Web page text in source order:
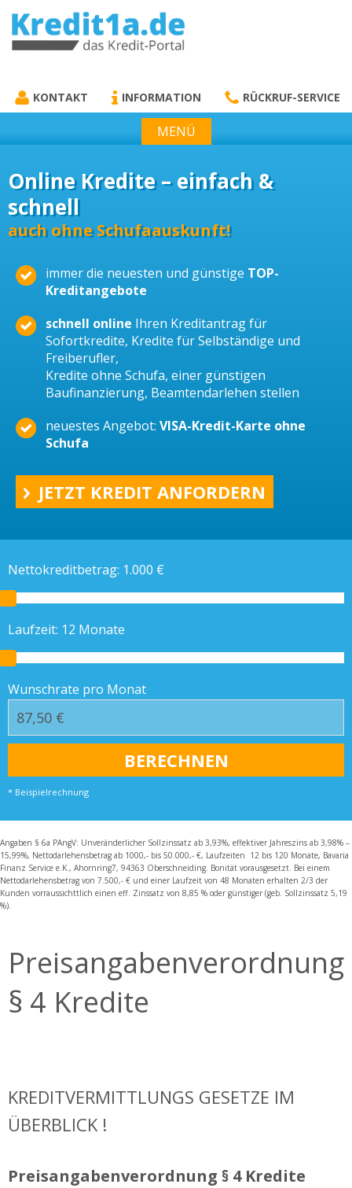
KREDIT1A.DE
KONTAKT INFORMATION RÜCKRUF-SERVICE
MENÜ
Online Kredite – einfach &
schnell
auch ohne Schufaauskunft!
immer die neuesten und günstige TOP-
Kreditangebote
schnell online Ihren Kreditantrag für
Sofortkredite, Kredite für Selbständige und
Freiberufler,
Kredite ohne Schufa, einer günstigen
Baufinanzierung, Beamtendarlehen stellen
neuestes Angebot: VISA-Kredit-Karte ohne
Schufa
JETZT KREDIT ANFORDERN
Nettokreditbetrag: 1.000 €
Laufzeit: 12 Monate
Wunschrate pro Monat
* Beispielrechnung
Angaben § 6a PAngV: Unveränderlicher Sollzinssatz ab 3,93%, effektiver Jahreszins ab 3,98% –
15,99%, Nettodarlehensbetrag ab 1000,- bis 50.000,- €, Laufzeiten 12 bis 120 Monate, Bavaria
Finanz Service e.K., Ahornring7, 94363 Oberschneiding. Bonität vorausgesetzt. Bei einem
Nettodarlehensbetrag von 7.500,- € und einer Laufzeit von 48 Monaten erhalten 2/3 der
Kunden vorraussichttlich einen eff. Zinssatz von 8,85 % oder günstiger (geb. Sollzinssatz 5,19
%).
Preisangabenverordnung
§ 4 Kredite
KREDITVERMITTLUNGS GESETZE IM
ÜBERBLICK !
Preisangabenverordnung § 4 Kredite